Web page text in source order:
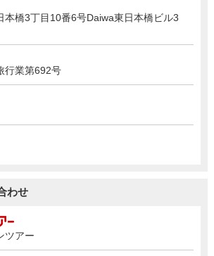
本橋3丁目10番6号Daiwa東日本橋ビル3
行業第692号
わせ
ツアー